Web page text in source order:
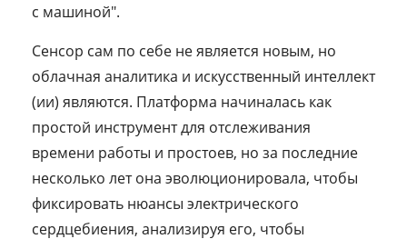
с машиной".
Сенсор сам по себе не является новым, но
облачная аналитика и искусственный интеллект
(ии) являются. Платформа начиналась как
простой инструмент для отслеживания
времени работы и простоев, но за последние
несколько лет она эволюционировала, чтобы
фиксировать нюансы электрического
сердцебиения, анализируя его, чтобы